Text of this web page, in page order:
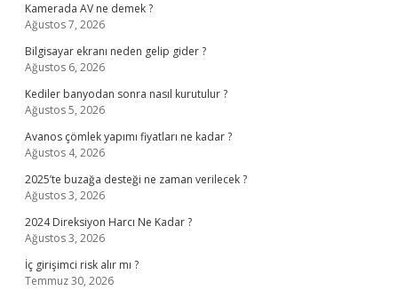
Kamerada AV ne demek ?
Ağustos 7, 2026
Bilgisayar ekranı neden gelip gider ?
Ağustos 6, 2026
Kediler banyodan sonra nasıl kurutulur ?
Ağustos 5, 2026
Avanos çömlek yapımı fiyatları ne kadar ?
Ağustos 4, 2026
2025’te buzağa desteği ne zaman verilecek ?
Ağustos 3, 2026
2024 Direksiyon Harcı Ne Kadar ?
Ağustos 3, 2026
İç girişimci risk alır mı ?
Temmuz 30, 2026